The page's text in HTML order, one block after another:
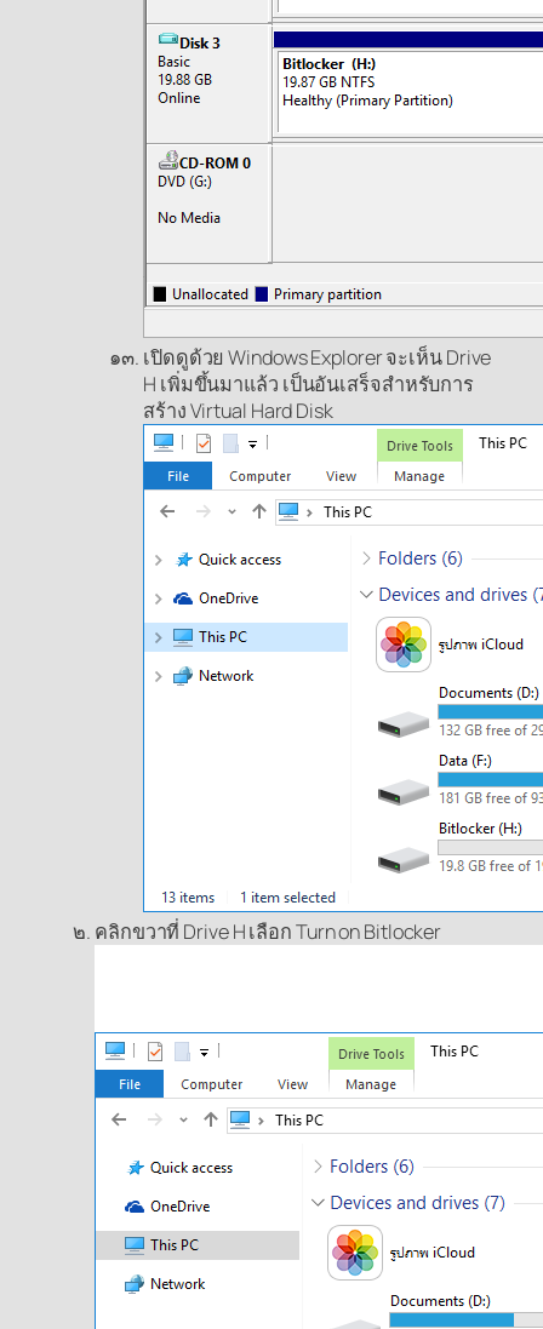
เปิดดูด้วย Windows Explorer จะเห็น Drive
H เพิ่มขึ้นมาแล้ว เป็นอันเสร็จสำหรับการ
สร้าง Virtual Hard Disk
คลิกขวาที่ Drive H เลือก Turn on Bitlocker